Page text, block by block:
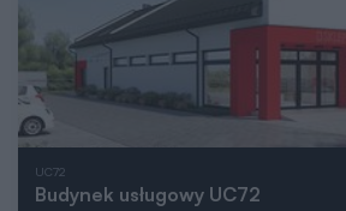
UC72
Budynek usługowy UC72